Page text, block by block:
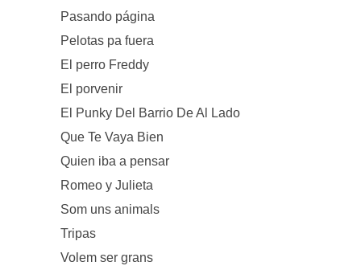
Pasando página
Pelotas pa fuera
El perro Freddy
El porvenir
El Punky Del Barrio De Al Lado
Que Te Vaya Bien
Quien iba a pensar
Romeo y Julieta
Som uns animals
Tripas
Volem ser grans